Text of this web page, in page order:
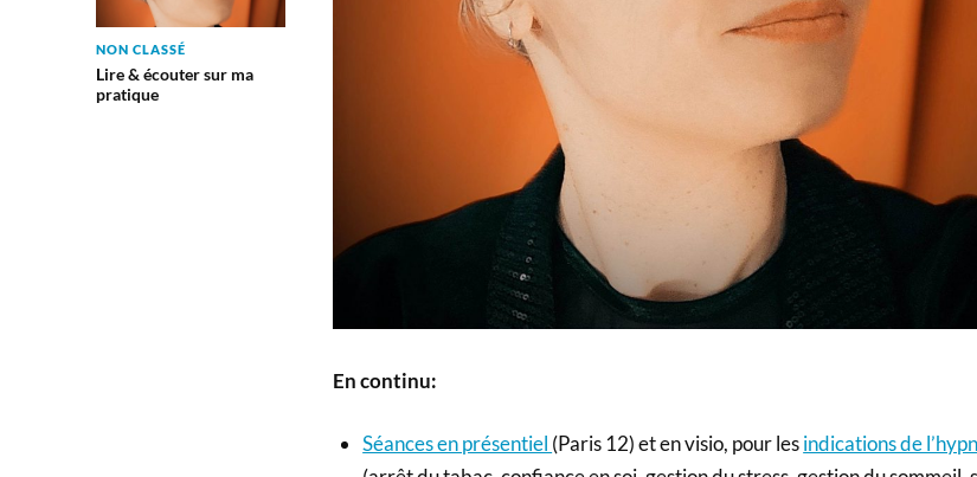
NON CLASSÉ
Lire & écouter sur ma
pratique
En continu:
Séances en présentiel (Paris 12) et en visio, pour lesindications de